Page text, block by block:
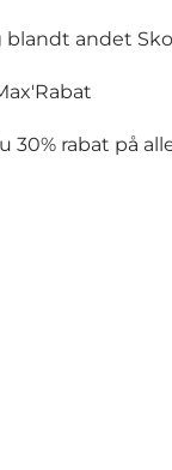
andet
30% rabat på